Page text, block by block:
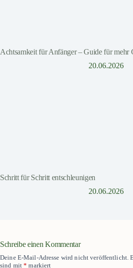
Achtsamkeit für Anfänger – Guide für mehr
20.06.2026
Schritt für Schritt entschleunigen
20.06.2026
Schreibe einen Kommentar
Deine E-Mail-Adresse wird nicht veröffentlicht.
sind mit* markiert